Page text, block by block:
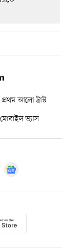
প্রথম আলো ট্রাস্ট
মোবাইল ভ্যাস